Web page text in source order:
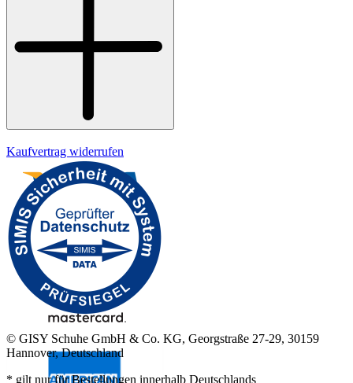
Kaufvertrag widerrufen
© GISY Schuhe GmbH & Co. KG, Georgstraße 27-29, 30159
Hannover, Deutschland
* gilt nur für Bestellungen innerhalb Deutschlands